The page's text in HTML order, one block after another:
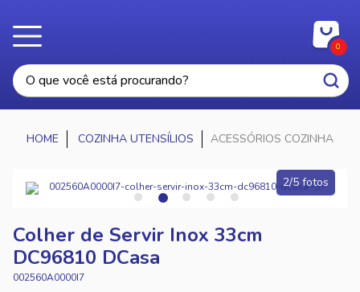
0
COZINHA UTENSÍLIOS ACESSÓRIOS COZINHA
2/5 fotos
Colher de Servir Inox 33cm
DC96810 DCasa
002560A0000I7